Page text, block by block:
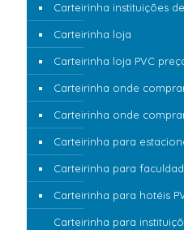
Carteirinha instituições
Carteirinha loja
Carteirinha loja PVC
Carteirinha onde
Carteirinha onde
Carteirinha para
Carteirinha para
Carteirinha para hotéis
Carteirinha para